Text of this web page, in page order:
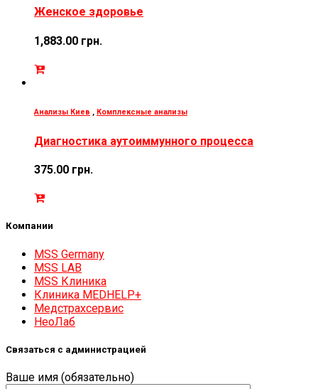
Женское здоровье
1,883.00 грн.
Анализы Киев , Комплексные анализы
Диагностика аутоиммунного процесса
375.00 грн.
Компании
MSS Germany
MSS LAB
MSS Клиника
Клиника MEDHELP+
Медстрахсервис
НеоЛаб
Связаться с администрацией
Ваше имя (обязательно)